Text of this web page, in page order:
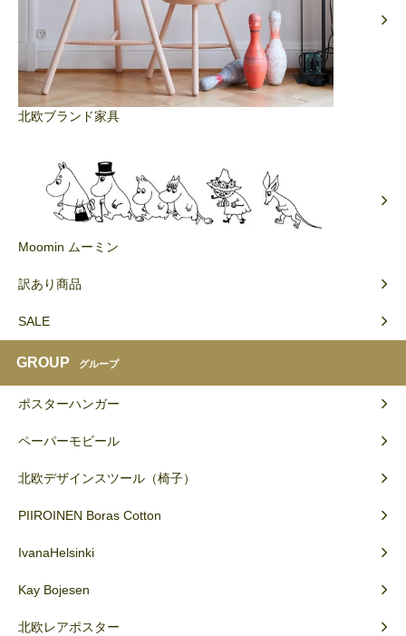
北欧ブランド家具
Moomin ムーミン
訳あり商品
SALE
GROUP グループ
ポスターハンガー
ペーパーモビール
北欧デザインスツール（椅子）
PIIROINEN Boras Cotton
IvanaHelsinki
Kay Bojesen
北欧レアポスター